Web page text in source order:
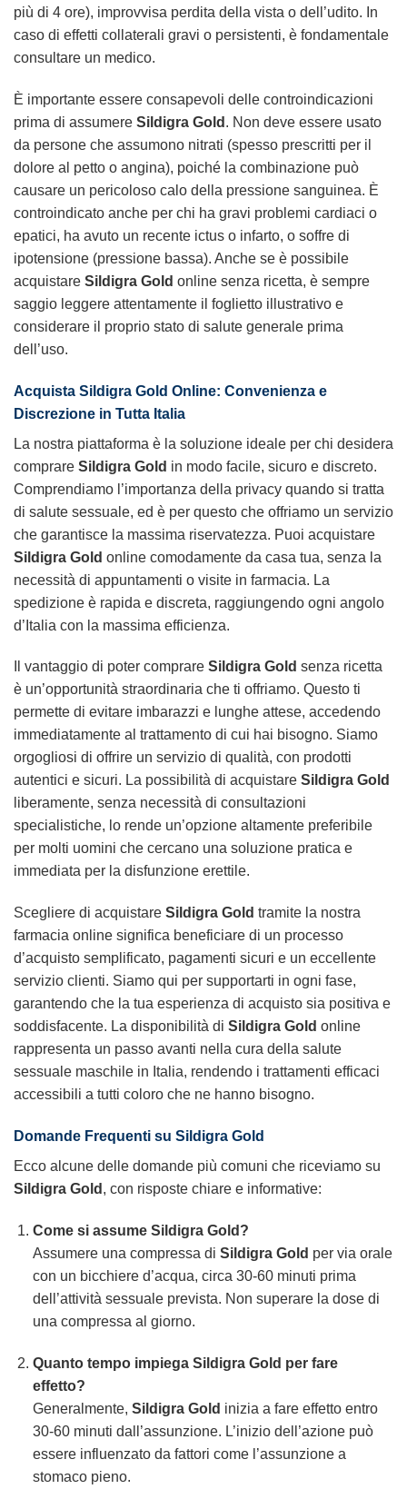
più di 4 ore), improvvisa perdita della vista o dell’udito. In
caso di effetti collaterali gravi o persistenti, è fondamentale
consultare un medico.
È importante essere consapevoli delle controindicazioni
prima di assumere Sildigra Gold . Non deve essere usato
da persone che assumono nitrati (spesso prescritti per il
dolore al petto o angina), poiché la combinazione può
causare un pericoloso calo della pressione sanguinea. È
controindicato anche per chi ha gravi problemi cardiaci o
epatici, ha avuto un recente ictus o infarto, o soffre di
ipotensione (pressione bassa). Anche se è possibile
acquistare Sildigra Gold online senza ricetta, è sempre
saggio leggere attentamente il foglietto illustrativo e
considerare il proprio stato di salute generale prima
dell’uso.
Acquista Sildigra Gold Online: Convenienza e
Discrezione in Tutta Italia
La nostra piattaforma è la soluzione ideale per chi desidera
comprare Sildigra Gold in modo facile, sicuro e discreto.
Comprendiamo l’importanza della privacy quando si tratta
di salute sessuale, ed è per questo che offriamo un servizio
che garantisce la massima riservatezza. Puoi acquistare
Sildigra Gold online comodamente da casa tua, senza la
necessità di appuntamenti o visite in farmacia. La
spedizione è rapida e discreta, raggiungendo ogni angolo
d’Italia con la massima efficienza.
Il vantaggio di poter comprare Sildigra Gold senza ricetta
è un’opportunità straordinaria che ti offriamo. Questo ti
permette di evitare imbarazzi e lunghe attese, accedendo
immediatamente al trattamento di cui hai bisogno. Siamo
orgogliosi di offrire un servizio di qualità, con prodotti
autentici e sicuri. La possibilità di acquistare Sildigra Gold
liberamente, senza necessità di consultazioni
specialistiche, lo rende un’opzione altamente preferibile
per molti uomini che cercano una soluzione pratica e
immediata per la disfunzione erettile.
Scegliere di acquistare Sildigra Gold tramite la nostra
farmacia online significa beneficiare di un processo
d’acquisto semplificato, pagamenti sicuri e un eccellente
servizio clienti. Siamo qui per supportarti in ogni fase,
garantendo che la tua esperienza di acquisto sia positiva e
soddisfacente. La disponibilità di Sildigra Gold online
rappresenta un passo avanti nella cura della salute
sessuale maschile in Italia, rendendo i trattamenti efficaci
accessibili a tutti coloro che ne hanno bisogno.
Domande Frequenti su Sildigra Gold
Ecco alcune delle domande più comuni che riceviamo su
Sildigra Gold , con risposte chiare e informative:
Come si assume Sildigra Gold?
Assumere una compressa di Sildigra Gold per via orale
con un bicchiere d’acqua, circa 30-60 minuti prima
dell’attività sessuale prevista. Non superare la dose di
una compressa al giorno.
Quanto tempo impiega Sildigra Gold per fare
effetto?
Generalmente, Sildigra Gold inizia a fare effetto entro
30-60 minuti dall’assunzione. L’inizio dell’azione può
essere influenzato da fattori come l’assunzione a
stomaco pieno.